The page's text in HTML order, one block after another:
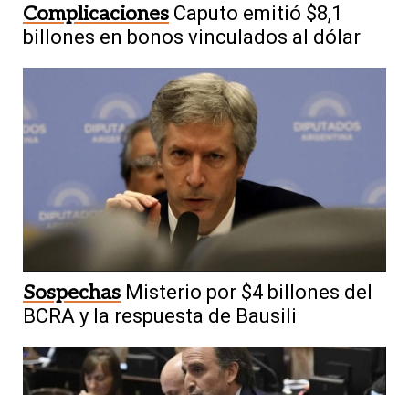
Complicaciones Caputo emitió $8,1
billones en bonos vinculados al dólar
Sospechas Misterio por $4 billones del
BCRA y la respuesta de Bausili